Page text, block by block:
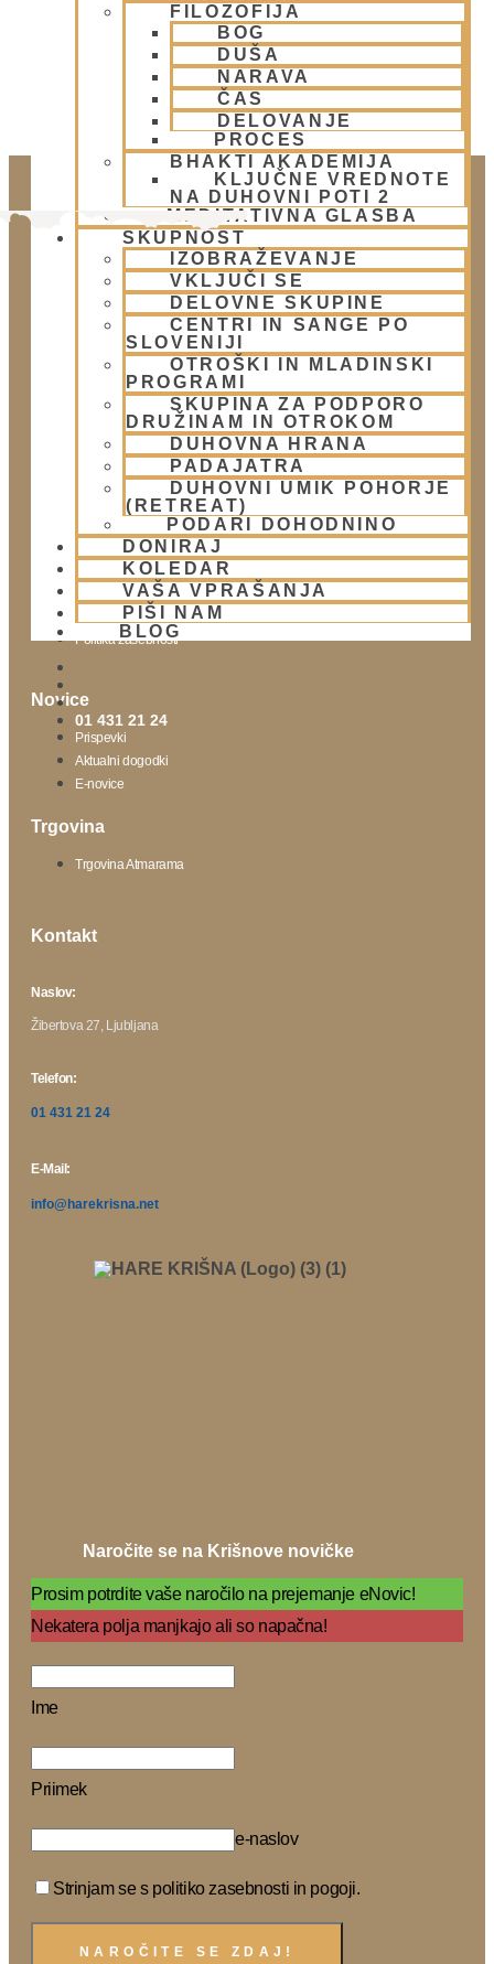
FILOZOFIJA
BOG
DUŠA
NARAVA
ČAS
DELOVANJE
PROCES
BHAKTI AKADEMIJA
KLJUČNE VREDNOTE
NA DUHOVNI POTI 2
MEDITATIVNA GLASBA
SKUPNOST
IZOBRAŽEVANJE
VKLJUČI SE
DELOVNE SKUPINE
CENTRI IN SANGE PO
SLOVENIJI
OTROŠKI IN MLADINSKI
PROGRAMI
SKUPINA ZA PODPORO
DRUŽINAM IN OTROKOM
DUHOVNA HRANA
PADAJATRA
DUHOVNI UMIK POHORJE
(RETREAT)
PODARI DOHODNINO
DONIRAJ
KOLEDAR
VAŠA VPRAŠANJA
PIŠI NAM
BLOG
01 431 21 24
Klikni gumb spodaj.
Doniraj
Urnik templja
Nedeljsko srečanje
Parkiranje
Politika zasebnosti
Novice
Prispevki
Aktualni dogodki
E-novice
Trgovina
Trgovina Atmarama
Kontakt
Naslov:
Žibertova 27, Ljubljana
Telefon:
01 431 21 24
E-Mail:
info@harekrisna.net
Naročite se na Krišnove novičke
Prosim potrdite vaše naročilo na prejemanje eNovic!
Nekatera polja manjkajo ali so napačna!
Ime
Priimek
e-naslov
Strinjam se s politiko zasebnosti in pogoji.